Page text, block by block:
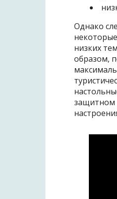
Однако
низких
образом,
защитном